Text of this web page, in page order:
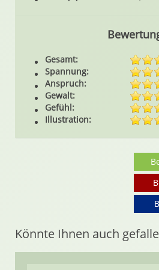
Gesamt:
Spannung:
Anspruch:
Gewalt:
Gefühl:
Illustration:
Könnte Ihnen auch